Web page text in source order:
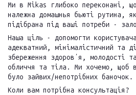
Ми в Mikas глибоко переконані, що
належна домашнья бьюті рутина,
підібрана під ваші потреби -
Наша ціль - допомогти
адекватний, мінімалістичний та
збереження здоровʼя, молодості
обличчя та тіла. Ми хочемо, щоб
було зайвих/непотрібних баночок.
Коли вам потрібна консультація?